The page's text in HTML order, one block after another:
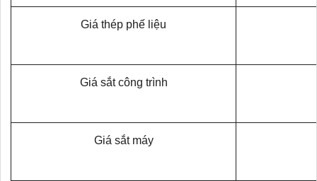
Giá thép phế liệu
Giá sắt công trình
Giá sắt máy